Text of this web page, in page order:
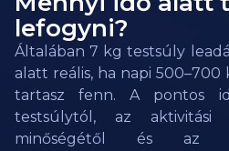
lefogyni?
Általában 7 kg testsúly
alatt reális, ha napi
tartasz fenn. A pontos
testsúlytól, az
minőségétől és az